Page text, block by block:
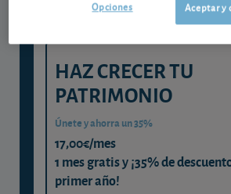
HAZ CRECER TU
PATRIMONIO
Únete y ahorra un 35%
17,00€/mes
1 mes gratis y ¡35% de
primer año!
Aceptar y
Opciones